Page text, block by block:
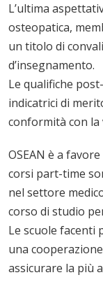
L’ultima
osteopatica,
un titolo di
d’insegnamento.
Le qualifiche
indicatrici di
conformità con la
OSEAN è a
corsi part-time
nel settore
corso di studio
Le scuole facenti
una
assicurare la più